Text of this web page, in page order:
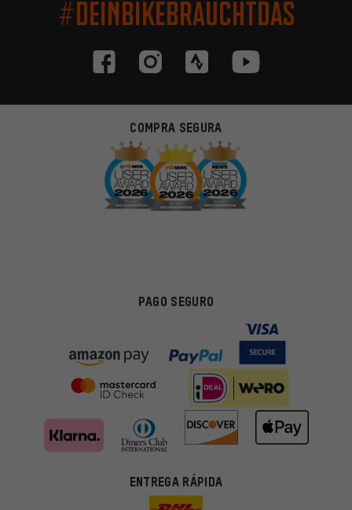
#DEINBIKEBRAUCHTDAS
COMPRA SEGURA
PAGO SEGURO
ENTREGA RÁPIDA